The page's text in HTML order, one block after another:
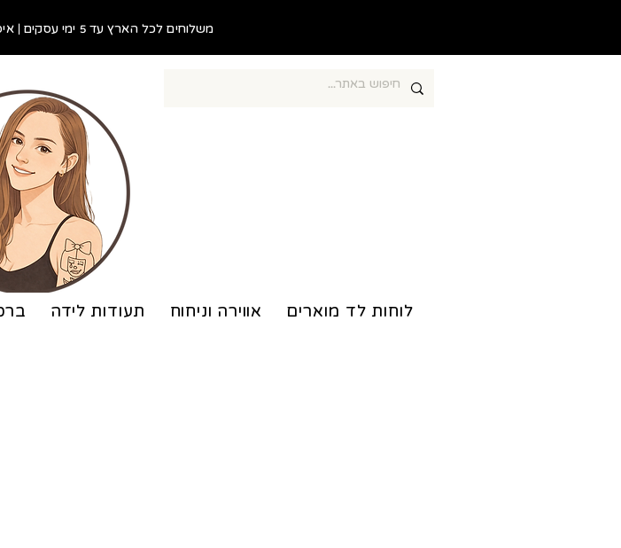
משלוחים לכל הארץ עד 5 ימי עסקים | איסוף עצמי מנס ציונה / כפר סבא בתוך 48 שעות!
תעודות לידה אווירה וניחוח לוחות לד מוארים